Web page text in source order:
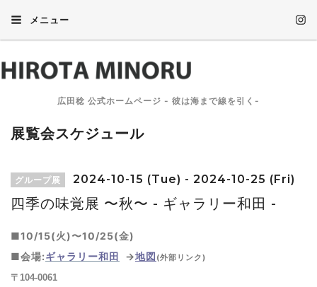
メニュー
広田稔 公式ホームページ - 彼は海まで線を引く-
展覧会スケジュール
グループ展 2024-10-15 (Tue) - 2024-10-25 (Fri)
四季の味覚展 〜秋〜 - ギャラリー和田 -
■10/15(火)〜10/25(金)
■会場:ギャラリー和田 →地図 (外部リンク)
〒104-0061